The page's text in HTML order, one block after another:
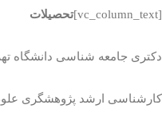
[vc_column_text] تحصیلات
دکتری جامعه شناسی دانشگاه
کارشناسی ارشد پژوهشگری